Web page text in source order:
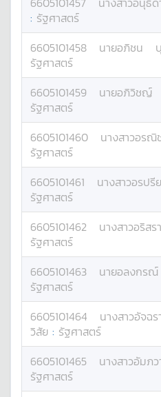
: รัฐศาสตร์
6605101458 นายอภิชน
รัฐศาสตร์
6605101459 นายอภิวิชญ์
รัฐศาสตร์
6605101460 นางสาวอรณิ
รัฐศาสตร์
6605101461 นางสาวอรปรี
รัฐศาสตร์
6605101462 นางสาวอริสรา
รัฐศาสตร์
6605101463 นายอลงกรณ์
รัฐศาสตร์
6605101464 นางสาวอัจฉ
วิสัย : รัฐศาสตร์
6605101465 นางสาวอัมภว
รัฐศาสตร์